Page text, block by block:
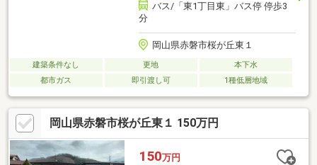
バス/「東1丁目東」バス停 停歩3
分
岡山県赤磐市桜が丘東１
建築条件なし 更地
本下水
都市ガス
即引渡し可 1種低層地域
岡山県赤磐市桜が丘東１ 150万円
150万円